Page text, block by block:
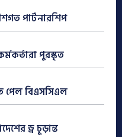
পার্টনারশিপ
পুরস্কৃত
পেল বিএসসিএল
ড্র চূড়ান্ত